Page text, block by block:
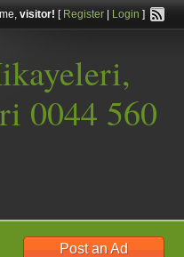
visitor! [ Register| Login ]
0044 560
Post an Ad